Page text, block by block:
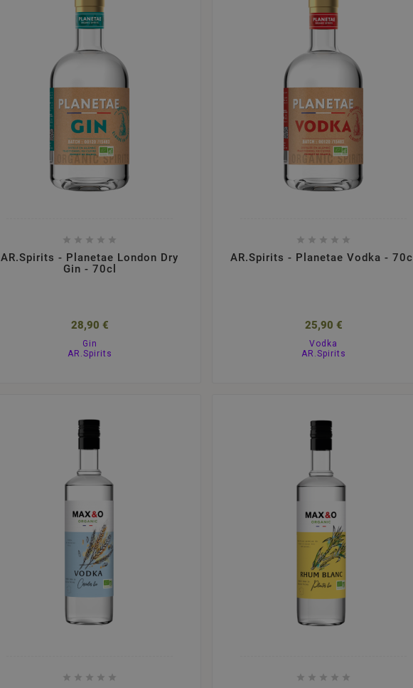
    
AR.Spirits - Planetae London Dry
Gin - 70cl
28,90 €
Gin
AR.Spirits
    
AR.Spirits - Planetae Vodka - 70cl
25,90 €
Vodka
AR.Spirits
         